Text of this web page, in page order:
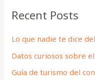
c
f
o
r
Recent Posts
Lo que nadie te dice
Datos curiosos sobre
Guía de turismo del